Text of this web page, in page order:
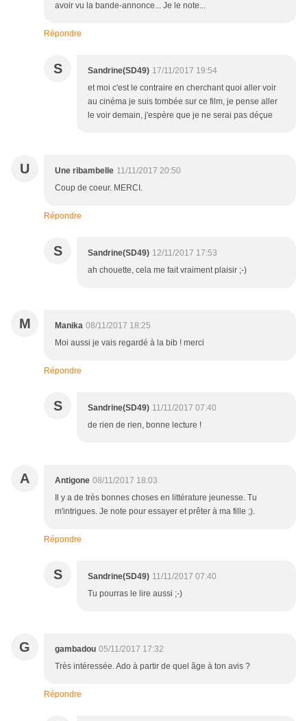
avoir vu la bande-annonce... Je le note...
Répondre
S Sandrine(SD49) 17/11/2017 19:54
et moi c'est le contraire en cherchant quoi aller voir
au cinéma je suis tombée sur ce film, je pense aller
le voir demain, j'espère que je ne serai pas déçue
U Une ribambelle 11/11/2017 20:50
Coup de coeur. MERCI.
Répondre
S Sandrine(SD49) 12/11/2017 17:53
ah chouette, cela me fait vraiment plaisir ;-)
M Manika 08/11/2017 18:25
Moi aussi je vais regardé à la bib ! merci
Répondre
S Sandrine(SD49) 11/11/2017 07:40
de rien de rien, bonne lecture !
A Antigone 08/11/2017 18:03
Il y a de très bonnes choses en littérature jeunesse. Tu
m'intrigues. Je note pour essayer et prêter à ma fille ;).
Répondre
S Sandrine(SD49) 11/11/2017 07:40
Tu pourras le lire aussi ;-)
G gambadou 05/11/2017 17:32
Très intéressée. Ado à partir de quel âge à ton avis ?
Répondre